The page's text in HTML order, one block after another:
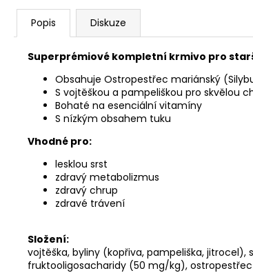
Popis Diskuze
Superprémiové kompletní krmivo pro
Obsahuje Ostropestřec mariánský
S vojtěškou a pampeliškou pro skvělou
Bohaté na esenciální vitamíny
S nízkým obsahem tuku
Vhodné pro:
lesklou srst
zdravý metabolizmus
zdravý chrup
zdravé trávení
Složení:
vojtěška, byliny (kopřiva, pampeliška,
fruktooligosacharidy (50 mg/kg),